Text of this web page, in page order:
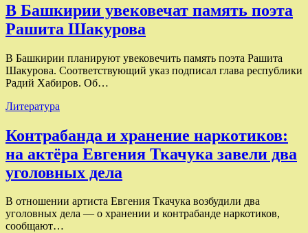
В Башкирии увековечат память поэта
Рашита Шакурова
В Башкирии планируют увековечить память поэта Рашита
Шакурова. Соответствующий указ подписал глава республики
Радий Хабиров. Об…
Литература
Контрабанда и хранение наркотиков:
на актёра Евгения Ткачука завели два
уголовных дела
В отношении артиста Евгения Ткачука возбудили два
уголовных дела — о хранении и контрабанде наркотиков,
сообщают…